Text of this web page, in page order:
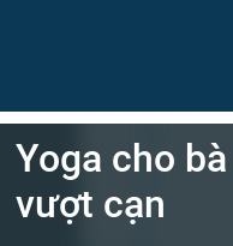
Yoga cho
vượt cạn